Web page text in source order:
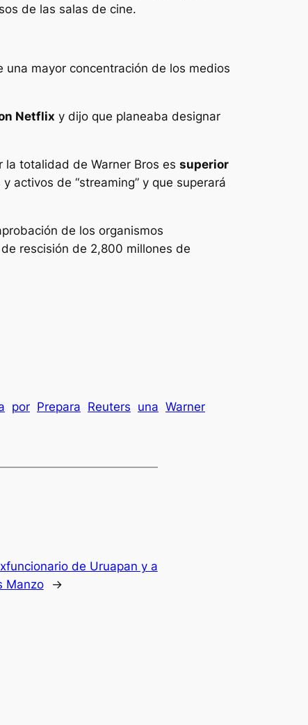
de las salas de cine.
mayor concentración de los medios
Netflix y dijo que planeaba designar
totalidad de Warner Bros es superior
activos de “streaming” y que superará
de los organismos
rescisión de 2,800 millones de
por Prepara Reuters una Warner
de Uruapan y a
Manzo
→